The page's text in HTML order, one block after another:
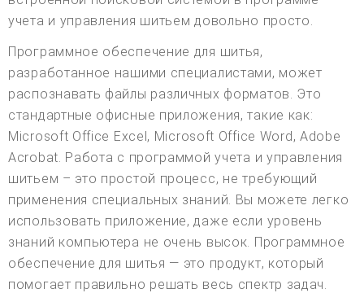
учета и управления шитьем довольно просто.
Программное обеспечение для шитья,
разработанное нашими специалистами, может
распознавать файлы различных форматов. Это
стандартные офисные приложения, такие как:
Microsoft Office Excel, Microsoft Office Word, Adobe
Acrobat. Работа с программой учета и управления
шитьем – это простой процесс, не требующий
применения специальных знаний. Вы можете легко
использовать приложение, даже если уровень
знаний компьютера не очень высок. Программное
обеспечение для шитья — это продукт, который
помогает правильно решать весь спектр задач.